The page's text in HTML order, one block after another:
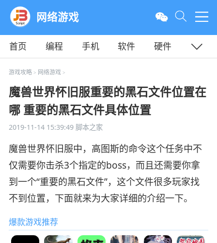
网络游戏
首页 编程 手机 软件
硬件
教程
平面
游戏攻略> 网络游戏>
魔兽世界怀旧服重要的黑石文件位置在
哪 重要的黑石文件具体位置
2019-11-14 15:39:49脚本之家
魔兽世界怀旧服中，高图斯的命令这个任务中不
仅需要你击杀3个指定的boss，而且还需要你拿
到一个“重要的黑石文件”，这个文件很多玩家找
不到位置，下面就来为大家详细的介绍一下。
爆款游戏推荐